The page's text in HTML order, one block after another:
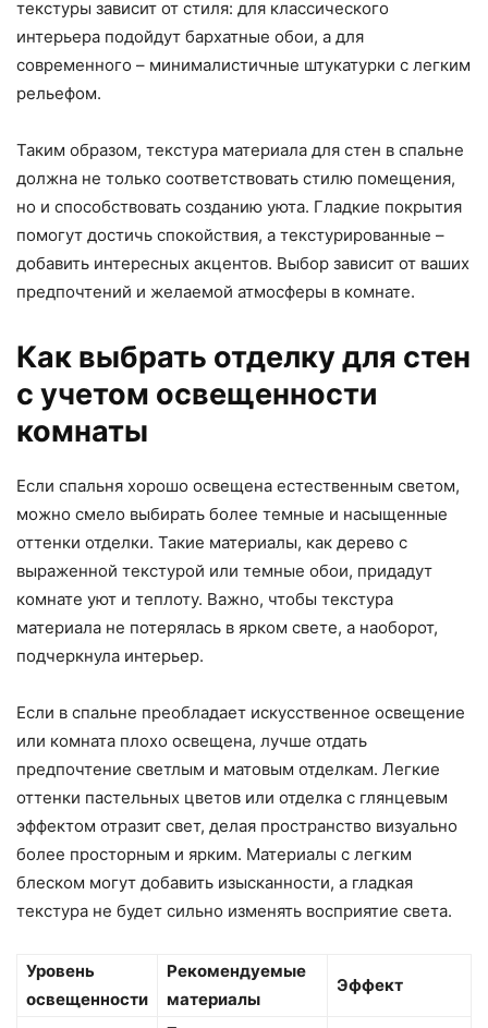
текстуры зависит от стиля: для классического
интерьера подойдут бархатные обои, а для
современного – минималистичные штукатурки с легким
рельефом.
Таким образом, текстура материала для стен в спальне
должна не только соответствовать стилю помещения,
но и способствовать созданию уюта. Гладкие покрытия
помогут достичь спокойствия, а текстурированные –
добавить интересных акцентов. Выбор зависит от ваших
предпочтений и желаемой атмосферы в комнате.
Как выбрать отделку для стен
с учетом освещенности
комнаты
Если спальня хорошо освещена естественным светом,
можно смело выбирать более темные и насыщенные
оттенки отделки. Такие материалы, как дерево с
выраженной текстурой или темные обои, придадут
комнате уют и теплоту. Важно, чтобы текстура
материала не потерялась в ярком свете, а наоборот,
подчеркнула интерьер.
Если в спальне преобладает искусственное освещение
или комната плохо освещена, лучше отдать
предпочтение светлым и матовым отделкам. Легкие
оттенки пастельных цветов или отделка с глянцевым
эффектом отразит свет, делая пространство визуально
более просторным и ярким. Материалы с легким
блеском могут добавить изысканности, а гладкая
текстура не будет сильно изменять восприятие света.
Уровень
освещенности
Рекомендуемые
материалы
Эффект